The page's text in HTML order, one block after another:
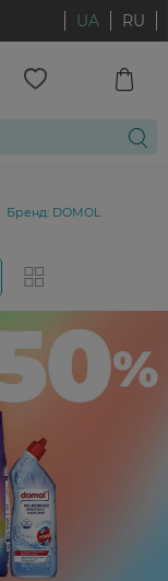
UA RU
Бренд: DOMOL